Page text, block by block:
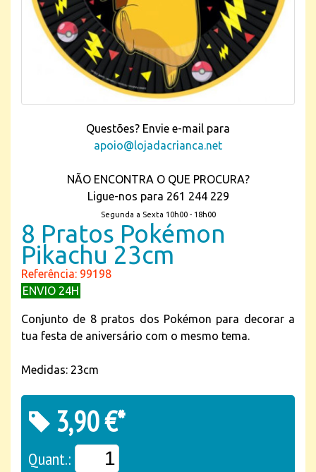
Questões? Envie e-mail para
apoio@lojadacrianca.net
NÃO ENCONTRA O QUE PROCURA?
Ligue-nos para 261 244 229
Segunda a Sexta 10h00 - 18h00
8 Pratos Pokémon
Pikachu 23cm
Referência: 99198
ENVIO 24H
Conjunto de 8 pratos dos Pokémon para decorar a
tua festa de aniversário com o mesmo tema.
Medidas: 23cm
3,90 €*
Quant.: